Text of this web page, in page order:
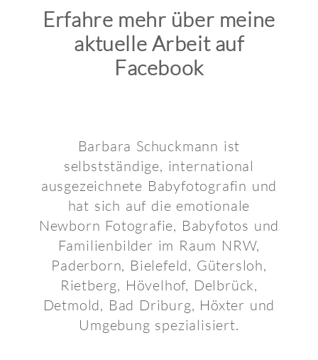
Erfahre mehr über meine
aktuelle Arbeit auf
Facebook
Barbara Schuckmann ist
selbstständige, international
ausgezeichnete Babyfotografin und
hat sich auf die emotionale
Newborn Fotografie, Babyfotos und
Familienbilder im Raum NRW,
Paderborn, Bielefeld, Gütersloh,
Rietberg, Hövelhof, Delbrück,
Detmold, Bad Driburg, Höxter und
Umgebung spezialisiert.